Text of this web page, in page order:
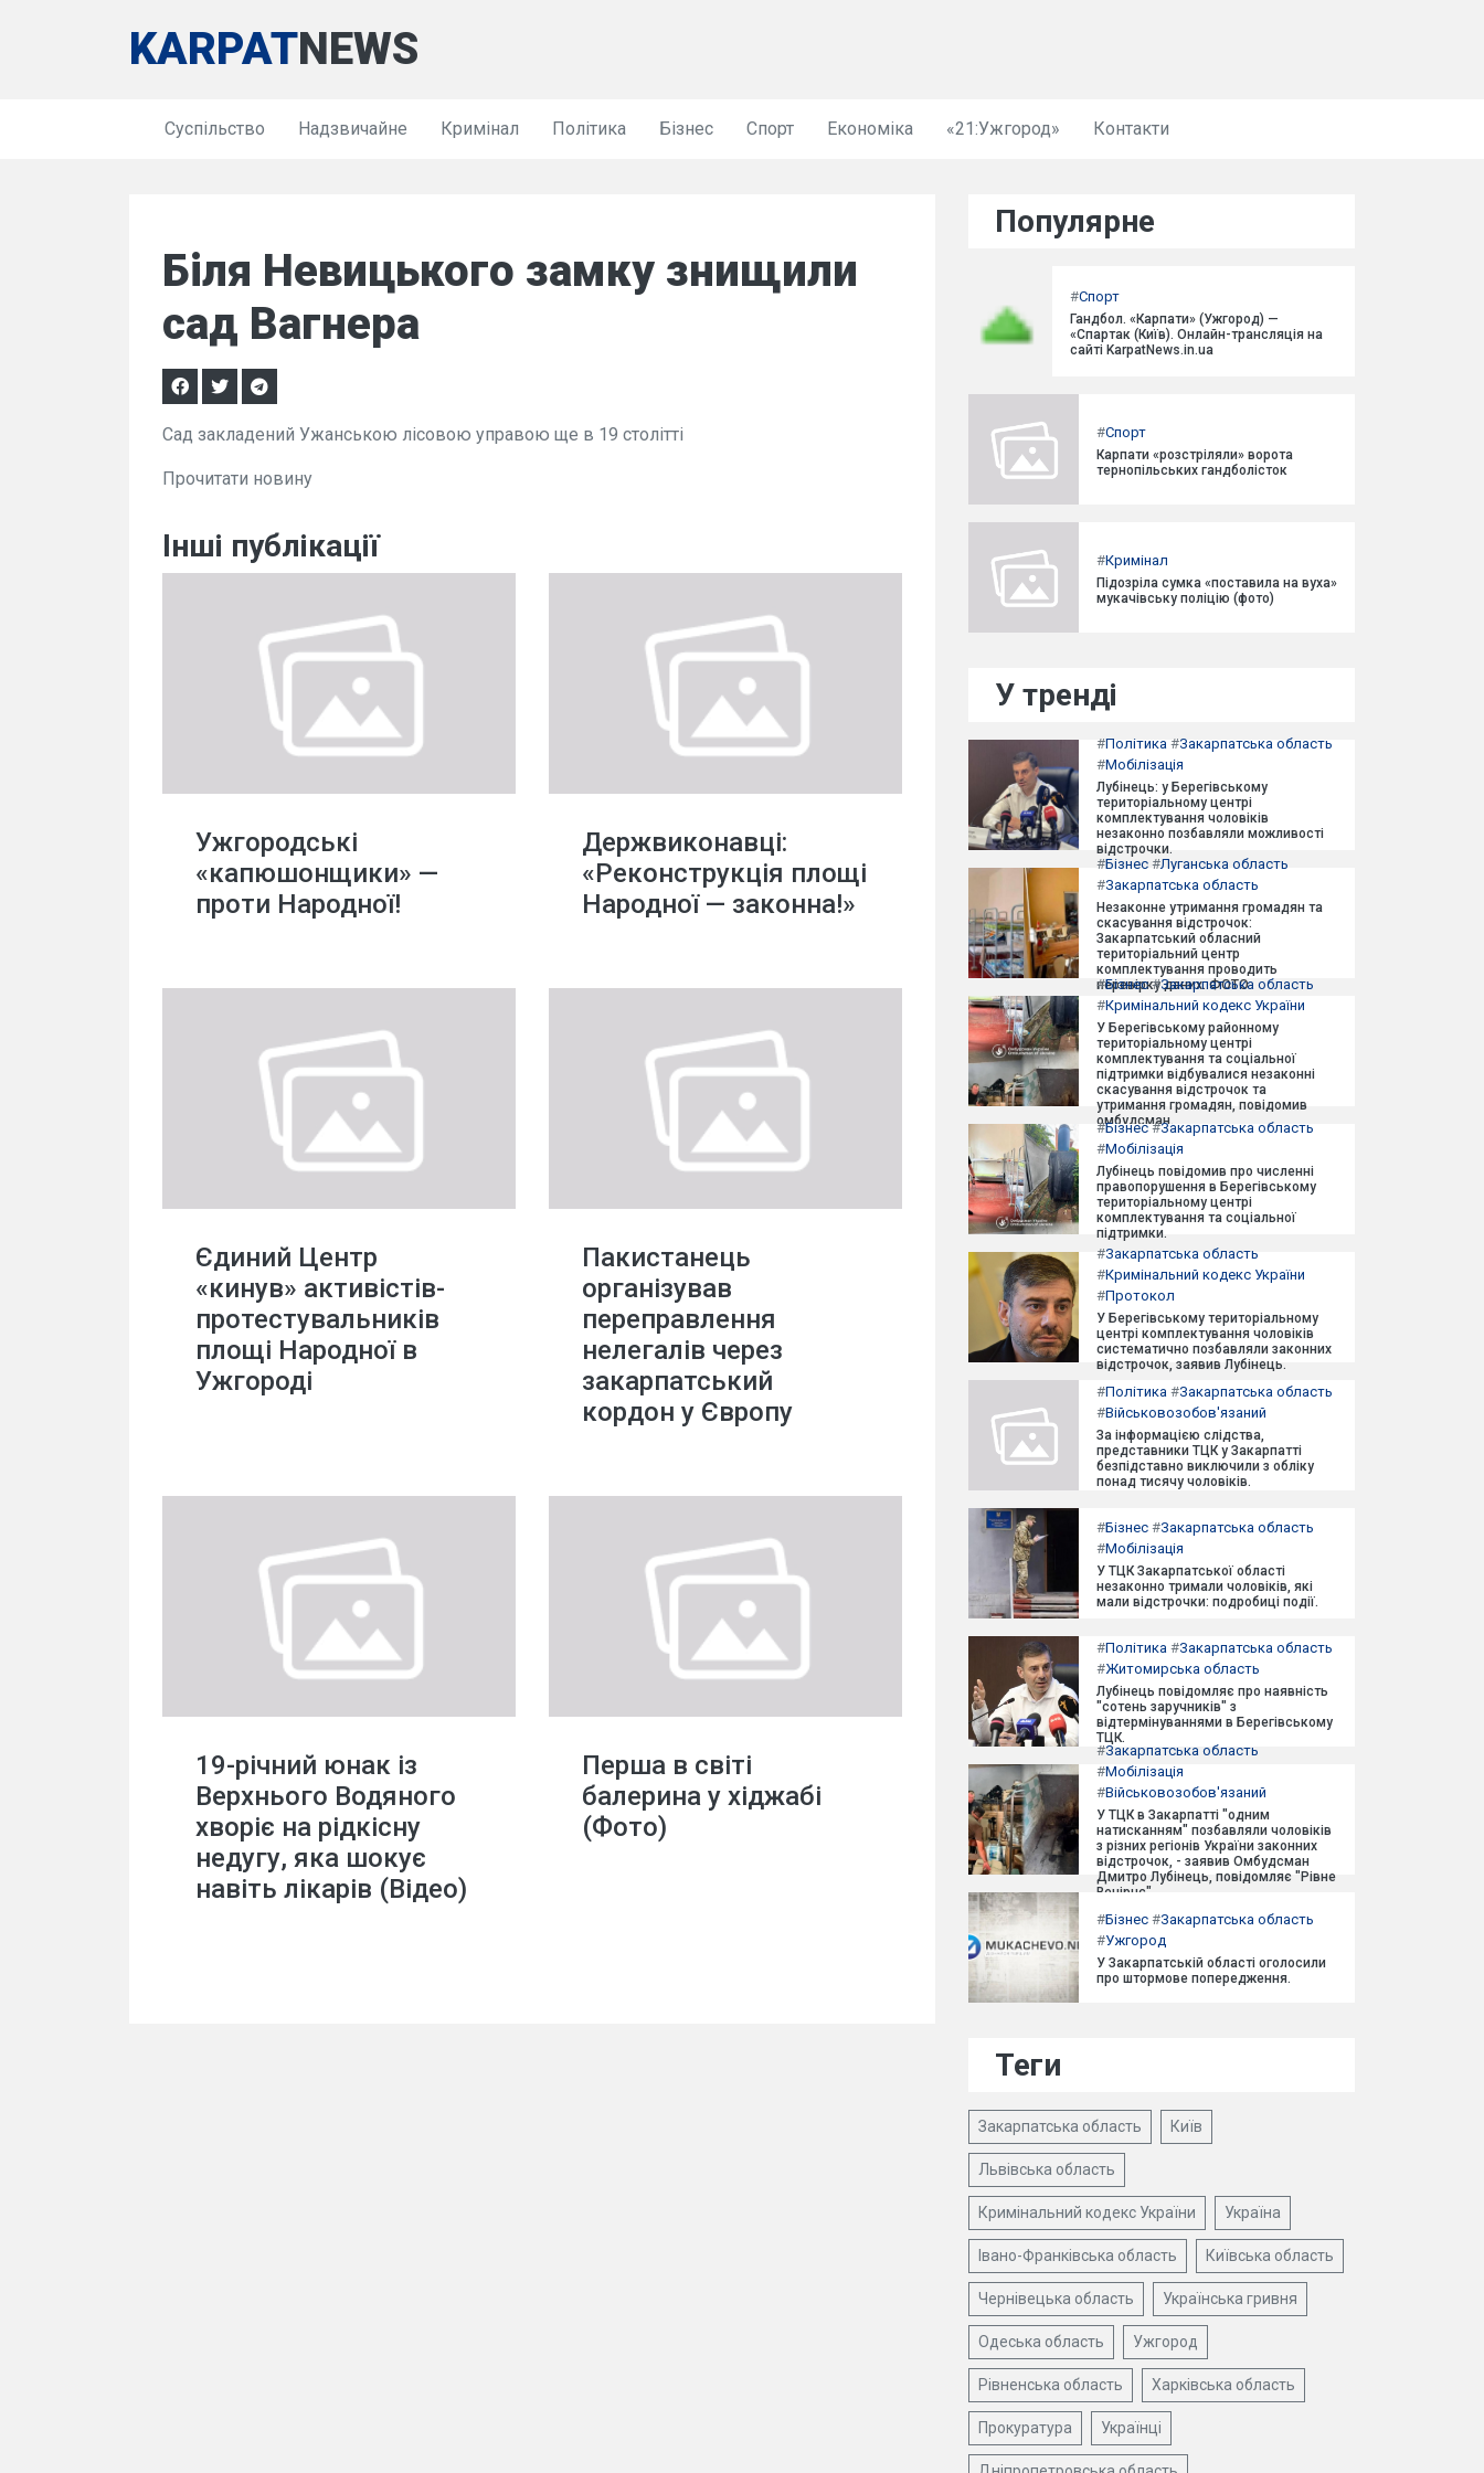
KARPATNEWS
Суспільство Надзвичайне Кримінал Політика Бізнес Спорт Економіка «21:Ужгород» Контакти
Біля Невицького замку знищили
сад Вагнера
Сад закладений Ужанською лісовою управою ще в 19 столітті
Прочитати новину
Інші публікації
Ужгородські
«капюшонщики» —
проти Народної!
Держвиконавці:
«Реконструкція площі
Народної — законна!»
Єдиний Центр
«кинув» активістів-
протестувальників
площі Народної в
Ужгороді
Пакистанець
організував
переправлення
нелегалів через
закарпатський
кордон у Європу
19-річний юнак із
Верхнього Водяного
хворіє на рідкісну
недугу, яка шокує
навіть лікарів (Відео)
Перша в світі
балерина у хіджабі
(Фото)
Популярне
#Спорт
Гандбол. «Карпати» (Ужгород) —
«Спартак (Київ). Онлайн-трансляція на
сайті KarpatNews.in.ua
#Спорт
Карпати «розстріляли» ворота
тернопільських гандболісток
#Кримінал
Підозріла сумка «поставила на вуха»
мукачівську поліцію (фото)
У тренді
#Політика #Закарпатська область
#Мобілізація
Лубінець: у Берегівському
територіальному центрі
комплектування чоловіків
незаконно позбавляли можливості
відстрочки.
#Бізнес #Луганська область
#Закарпатська область
Незаконне утримання громадян та
скасування відстрочок:
Закарпатський обласний
територіальний центр
комплектування проводить
перевірку даних. ФОТО
#Бізнес#Закарпатська область
#Кримінальний кодекс України
У Берегівському районному
територіальному центрі
комплектування та соціальної
підтримки відбувалися незаконні
скасування відстрочок та
утримання громадян, повідомив
омбудсман.
#Бізнес#Закарпатська область
#Мобілізація
Лубінець повідомив про численні
правопорушення в Берегівському
територіальному центрі
комплектування та соціальної
підтримки.
#Закарпатська область
#Кримінальний кодекс України
#Протокол
У Берегівському територіальному
центрі комплектування чоловіків
систематично позбавляли законних
відстрочок, заявив Лубінець.
#Політика #Закарпатська область
#Військовозобов'язаний
За інформацією слідства,
представники ТЦК у Закарпатті
безпідставно виключили з обліку
понад тисячу чоловіків.
#Бізнес #Закарпатська область
#Мобілізація
У ТЦК Закарпатської області
незаконно тримали чоловіків, які
мали відстрочки: подробиці події.
#Політика #Закарпатська область
#Житомирська область
Лубінець повідомляє про наявність
"сотень заручників" з
відтермінуваннями в Берегівському
ТЦК.
#Закарпатська область
#Мобілізація
#Військовозобов'язаний
У ТЦК в Закарпатті "одним
натисканням" позбавляли чоловіків
з різних регіонів України законних
відстрочок, - заявив Омбудсман
Дмитро Лубінець, повідомляє "Рівне
Вечірнє".
#Бізнес #Закарпатська область
#Ужгород
У Закарпатській області оголосили
про штормове попередження.
Теги
Закарпатська область Київ
Львівська область
Кримінальний кодекс України Україна
Івано-Франківська область Київська область
Чернівецька область Українська гривня
Одеська область Ужгород
Рівненська область Харківська область
Прокуратура Українці